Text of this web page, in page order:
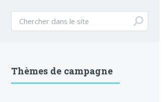
Thèmes de campagne